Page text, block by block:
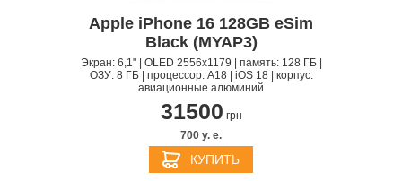
Apple iPhone 16 128GB eSim
Black (MYAP3)
Экран: 6,1" | OLED 2556x1179 | память: 128 ГБ |
ОЗУ: 8 ГБ | процессор: A18 | iOS 18 | корпус:
авиационные алюминий
31500 грн
700 y. e.
КУПИТЬ